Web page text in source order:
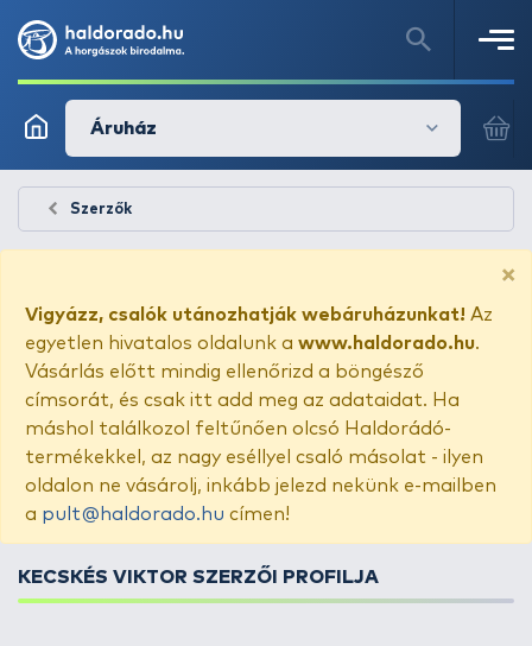
Áruház
Szerzők
×
Vigyázz, csalók utánozhatják webáruházunkat! Az
egyetlen hivatalos oldalunk a www.haldorado.hu.
Vásárlás előtt mindig ellenőrizd a böngésző
címsorát, és csak itt add meg az adataidat. Ha
máshol találkozol feltűnően olcsó Haldorádó-
termékekkel, az nagy eséllyel csaló másolat - ilyen
oldalon ne vásárolj, inkább jelezd nekünk e-mailben
a pult@haldorado.hu címen!
KECSKÉS VIKTOR SZERZŐI PROFILJA